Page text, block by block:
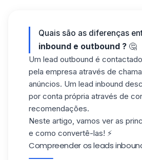
Quais são as diferenças
inbound e outbound ? 🤔
Um lead outbound é
pela empresa através de
anúncios. Um lead inbound
por conta própria através de
recomendações.
Neste artigo, vamos ver as
e como convertê-las! ⚡
Compreender os leads